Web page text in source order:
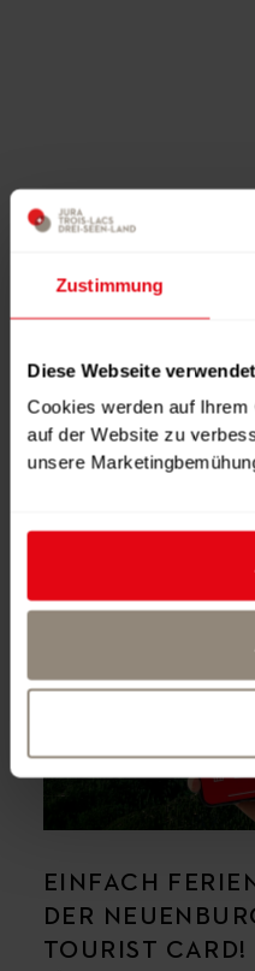
Zustimmung
Diese Webseite
Cookies werden auf
auf der Website zu
unsere
EINFACH
DER
TOURIST CARD!